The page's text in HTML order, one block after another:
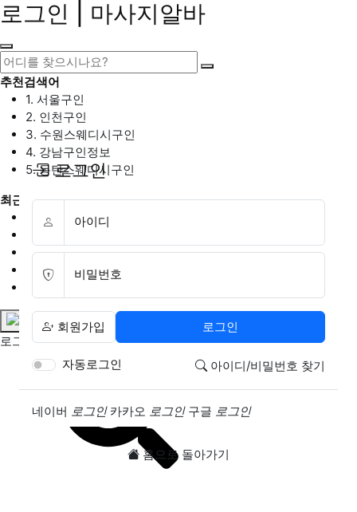
로그인 | 마사지알바
추천검색어
1. 서울구인
2. 인천구인
3. 수원스웨디시구인
4. 강남구인정보
5. 동탄스웨디시구인
최근검색어
1. 일산마사지구인
3. 스웨디시구인
4. 안산스웨디시구인
로그인
로그인
아이디
비밀번호
회원가입 로그인
자동로그인 아이디/비밀번호 찾기
소셜계정으로 로그인
네이버 로그인 카카오 로그인 구글 로그인
홈으로 돌아가기